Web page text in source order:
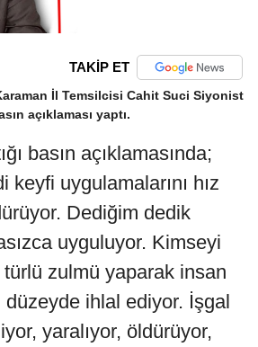
TAKİP ET
İl Temsilcisi Cahit Suci Siyonist
açıklaması yaptı.
basın açıklamasında;
keyfi uygulamalarını hız
Dediğim dedik
uyguluyor. Kimseyi
zulmü yaparak insan
düzeyde ihlal ediyor. İşgal
yaralıyor, öldürüyor,